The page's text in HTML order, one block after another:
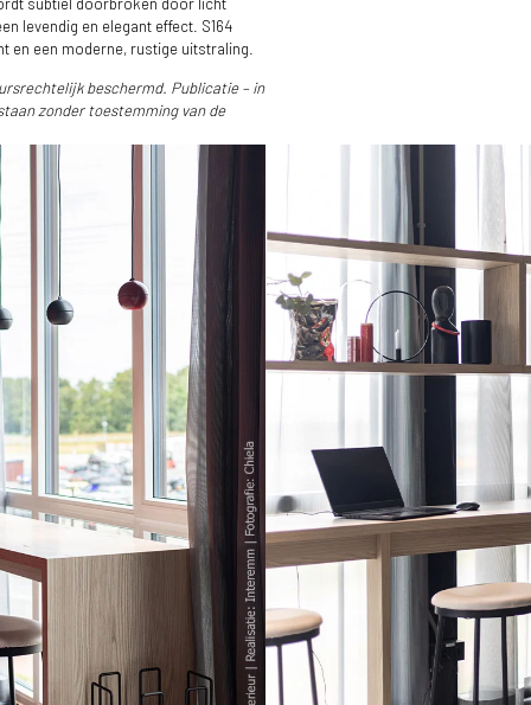
subtiel doorbroken door licht
levendig en elegant effect. S164
en een moderne, rustige uitstraling.
beschermd. Publicatie – in
zonder toestemming van de